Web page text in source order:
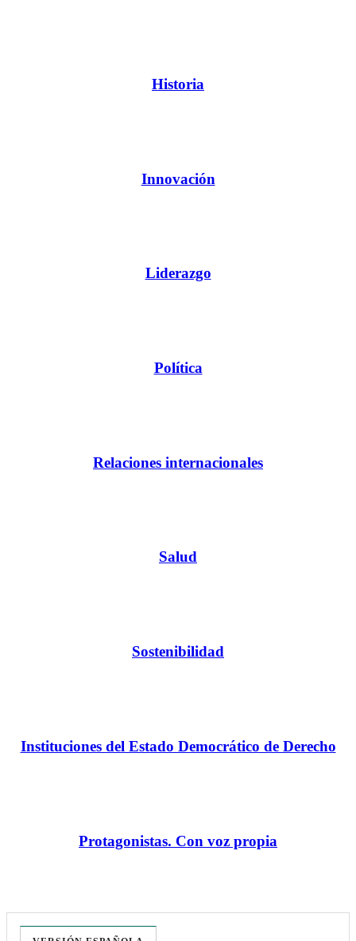
Historia
Innovación
Liderazgo
Política
Relaciones internacionales
Salud
Sostenibilidad
Instituciones del Estado Democrático de Derecho
Protagonistas. Con voz propia